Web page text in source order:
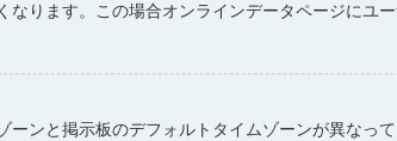
なります。この場合オンラインデータページにユ
ーンと掲示板のデフォルトタイムゾーンが異な